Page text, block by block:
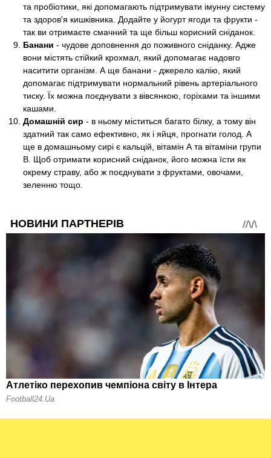
та пробіотики, які допомагають підтримувати імунну систему
та здоров'я кишківника. Додайте у йогурт ягоди та фрукти -
так ви отримаєте смачний та ще більш корисний сніданок.
Банани - чудове доповнення до поживного сніданку. Адже
вони містять стійкий крохмал, який допомагає надовго
наситити організм. А ще банани - джерело калію, який
допомагає підтримувати нормальний рівень артеріального
тиску. Їх можна поєднувати з вівсянкою, горіхами та іншими
кашами.
Домашній сир - в ньому міститься багато білку, а тому він
здатний так само ефективно, як і яйця, прогнати голод. А
ще в домашньому сирі є кальцій, вітамін А та вітаміни групи
В. Щоб отримати корисний сніданок, його можна їсти як
окрему страву, або ж поєднувати з фруктами, овочами,
зеленню тощо.